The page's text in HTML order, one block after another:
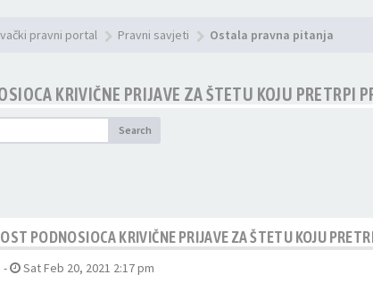
pravni portal Pravni savjeti Ostala pravna pitanja
KRIVIČNE PRIJAVE ZA ŠTETU KOJU PRETRPI
Search
PODNOSIOCA KRIVIČNE PRIJAVE ZA ŠTETU KOJU
- Sat Feb 20, 2021 2:17 pm